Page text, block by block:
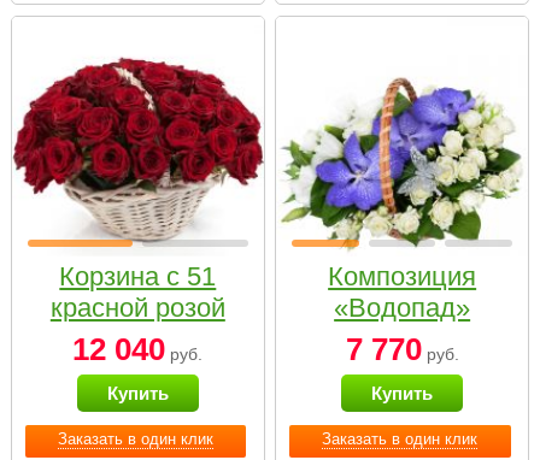
Заказать в один клик
Корзина с 51
красной розой
12 040 руб.
Купить
Заказать в один клик
Композиция
«Водопад»
7 770руб.
Купить